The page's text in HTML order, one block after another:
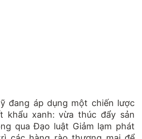
đang áp dụng một chiến lược
khẩu xanh: vừa thúc đẩy sản
qua Đạo luật Giảm lạm phát